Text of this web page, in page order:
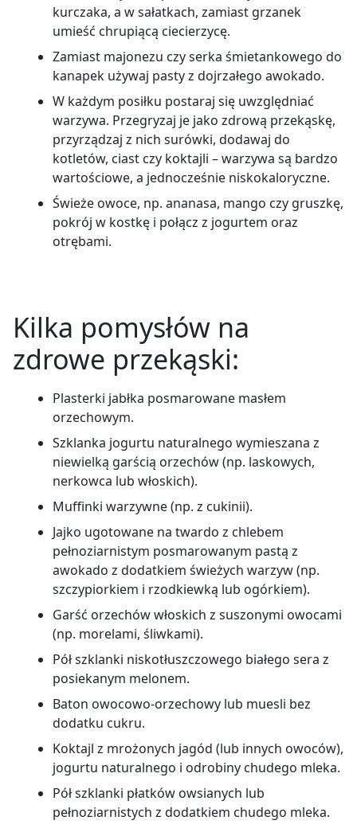
kurczaka, a w sałatkach, zamiast grzanek
umieść chrupiącą ciecierzycę.
Zamiast majonezu czy serka śmietankowego do
kanapek używaj pasty z dojrzałego awokado.
W każdym posiłku postaraj się uwzględniać
warzywa. Przegryzaj je jako zdrową przekąskę,
przyrządzaj z nich surówki, dodawaj do
kotletów, ciast czy koktajli – warzywa są bardzo
wartościowe, a jednocześnie niskokaloryczne.
Świeże owoce, np. ananasa, mango czy gruszkę,
pokrój w kostkę i połącz z jogurtem oraz
otrębami.
Kilka pomysłów na
zdrowe przekąski:
Plasterki jabłka posmarowane masłem
orzechowym.
Szklanka jogurtu naturalnego wymieszana z
niewielką garścią orzechów (np. laskowych,
nerkowca lub włoskich).
Muffinki warzywne (np. z cukinii).
Jajko ugotowane na twardo z chlebem
pełnoziarnistym posmarowanym pastą z
awokado z dodatkiem świeżych warzyw (np.
szczypiorkiem i rzodkiewką lub ogórkiem).
Garść orzechów włoskich z suszonymi owocami
(np. morelami, śliwkami).
Pół szklanki niskotłuszczowego białego sera z
posiekanym melonem.
Baton owocowo-orzechowy lub muesli bez
dodatku cukru.
Koktajl z mrożonych jagód (lub innych owoców),
jogurtu naturalnego i odrobiny chudego mleka.
Pół szklanki płatków owsianych lub
pełnoziarnistych z dodatkiem chudego mleka.